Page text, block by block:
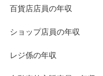
百貨店店員の年収
ショップ店員の年収
レジ係の年収